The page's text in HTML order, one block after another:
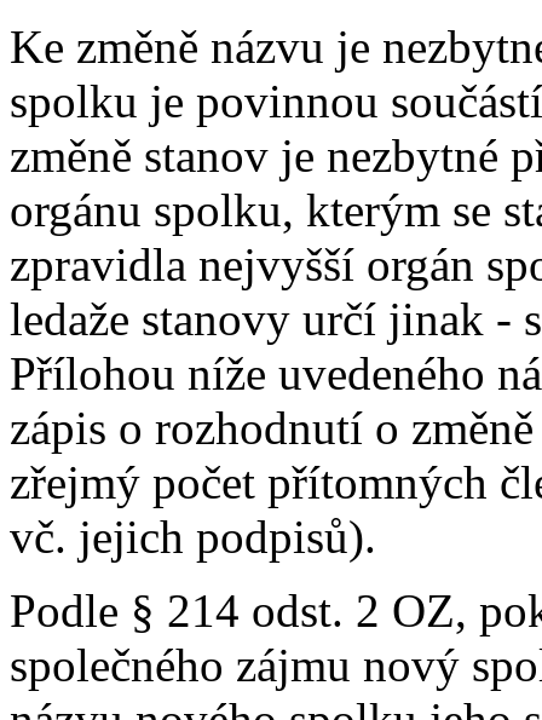
Ke změně názvu je
spolku je povinnou
změně stanov je nezbytné
orgánu spolku, kterým se
zpravidla nejvyšší orgán
ledaže stanovy určí jinak -
Přílohou níže uvedeného
zápis o rozhodnutí o
zřejmý počet přítomných
vč. jejich podpisů).
Podle § 214 odst. 2 OZ,
společného zájmu nový